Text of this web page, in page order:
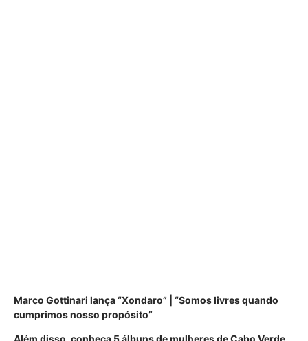
Marco Gottinari lança “Xondaro” | “Somos livres quando
cumprimos nosso propósito”
Além disso, conheça 5 álbuns de mulheres de Cabo Verde